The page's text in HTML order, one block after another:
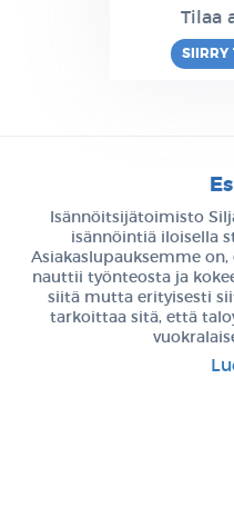
Tilaa
SIIRRY
Isännöitsijätoimisto
isännöintiä iloisella
Asiakaslupauksemme
nauttii työnteosta ja
siitä mutta erityisesti
tarkoittaa sitä, että